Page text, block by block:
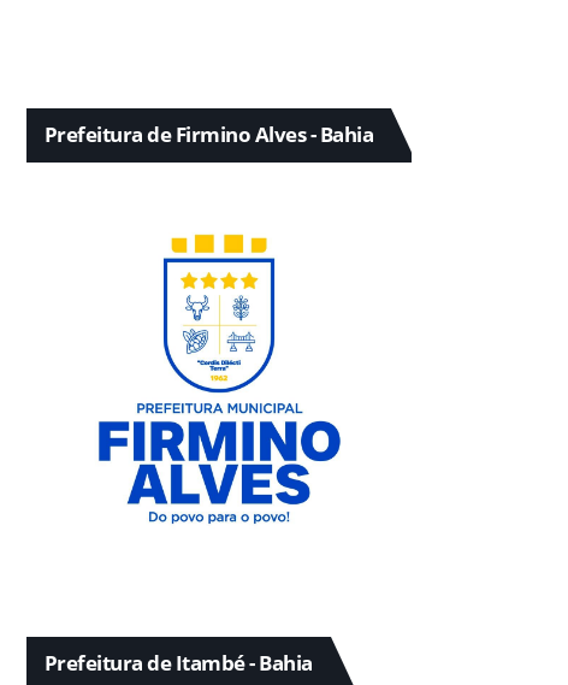
Prefeitura de Firmino Alves - Bahia
Prefeitura de Itambé - Bahia